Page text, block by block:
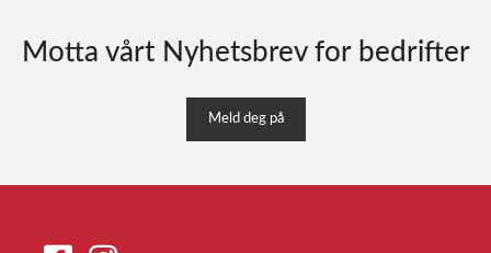
Motta vårt Nyhetsbrev for bedrifter
Meld deg på